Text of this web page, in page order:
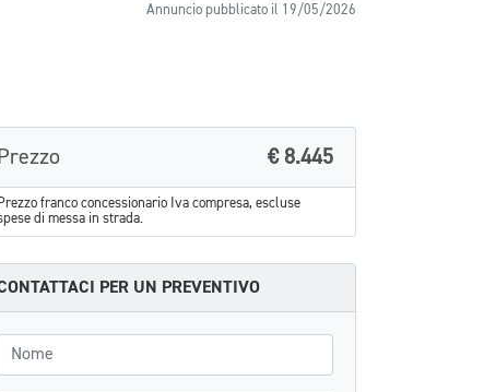
Annuncio pubblicato il 19/05/2026
Prezzo € 8.445
Prezzo franco concessionario Iva compresa, escluse
di messa in strada.
PER UN PREVENTIVO
Nome